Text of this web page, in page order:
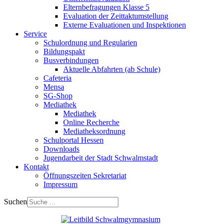
Elternbefragungen Klasse 5
Evaluation der Zeittaktumstellung
Externe Evaluationen und Inspektionen
Service
Schulordnung und Regularien
Bildungspakt
Busverbindungen
Aktuelle Abfahrten (ab Schule)
Cafeteria
Mensa
SG-Shop
Mediathek
Mediathek
Online Recherche
Mediatheksordnung
Schulportal Hessen
Downloads
Jugendarbeit der Stadt Schwalmstadt
Kontakt
Öffnungszeiten Sekretariat
Impressum
Suchen